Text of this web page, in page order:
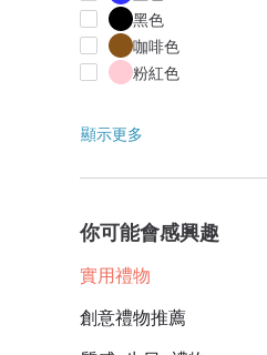
黑色
咖啡色
粉紅色
顯示更多
你可能會感興趣
實用禮物
創意禮物推薦